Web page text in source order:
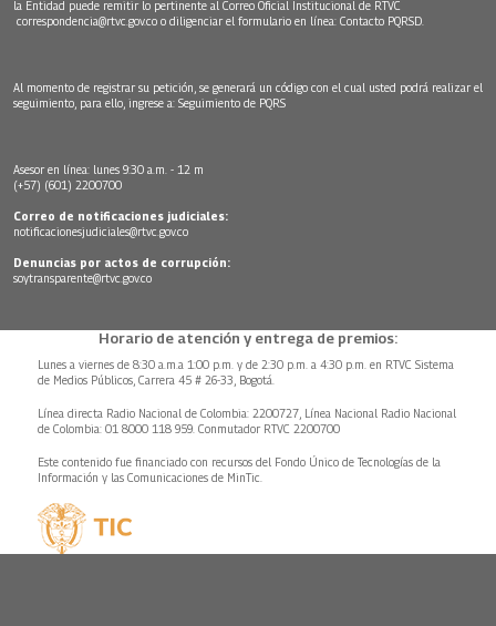
la Entidad puede remitir lo pertinente al Correo Oficial Institucional de RTVC
correspondencia@rtvc.gov.co o diligenciar el formulario en línea: Contacto PQRSD.
Al momento de registrar su petición, se generará un código con el cual usted podrá realizar el
seguimiento, para ello, ingrese a: Seguimiento de PQRS
Asesor en línea: lunes 9:30 a.m. - 12 m
(+57) (601) 2200700
Correo de notificaciones judiciales:
notificacionesjudiciales@rtvc.gov.co
Denuncias por actos de corrupción:
soytransparente@rtvc.gov.co
Horario de atención y entrega de premios:
Lunes a viernes de 8:30 a.m.a 1:00 p.m. y de 2:30 p.m. a 4:30 p.m. en RTVC Sistema
de Medios Públicos, Carrera 45 # 26-33, Bogotá.
Línea directa Radio Nacional de Colombia: 2200727, Línea Nacional Radio Nacional
de Colombia: 01 8000 118 959. Conmutador RTVC 2200700
Este contenido fue financiado con recursos del Fondo Único de Tecnologías de la
Información y las Comunicaciones de MinTic.